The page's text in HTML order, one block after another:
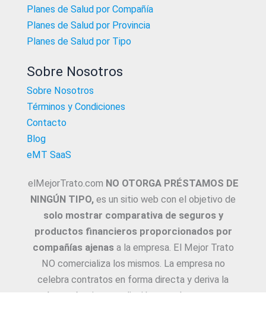
Planes de Salud por Compañía
Planes de Salud por Provincia
Planes de Salud por Tipo
Sobre Nosotros
Sobre Nosotros
Términos y Condiciones
Contacto
Blog
eMT SaaS
elMejorTrato.com NO OTORGA PRÉSTAMOS DE
NINGÚN TIPO, es un sitio web con el objetivo de
solo mostrar comparativa de seguros y
productos financieros proporcionados por
compañías ajenasa la empresa. El Mejor Trato
NO comercializa los mismos. La empresa no
celebra contratos en forma directa y deriva la
Asesoría e intermediación a productores y